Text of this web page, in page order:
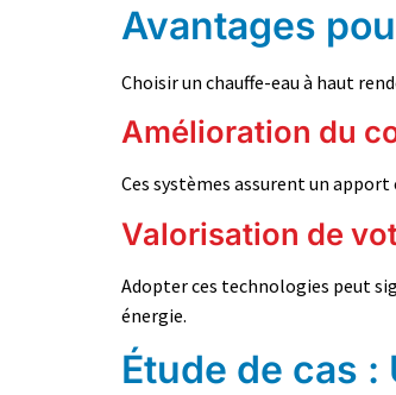
Avantages
Choisir un chauffe-eau à haut
Amélioration du
Ces systèmes assurent un
Valorisation de
Adopter ces technologies peut
énergie.
Étude de cas :